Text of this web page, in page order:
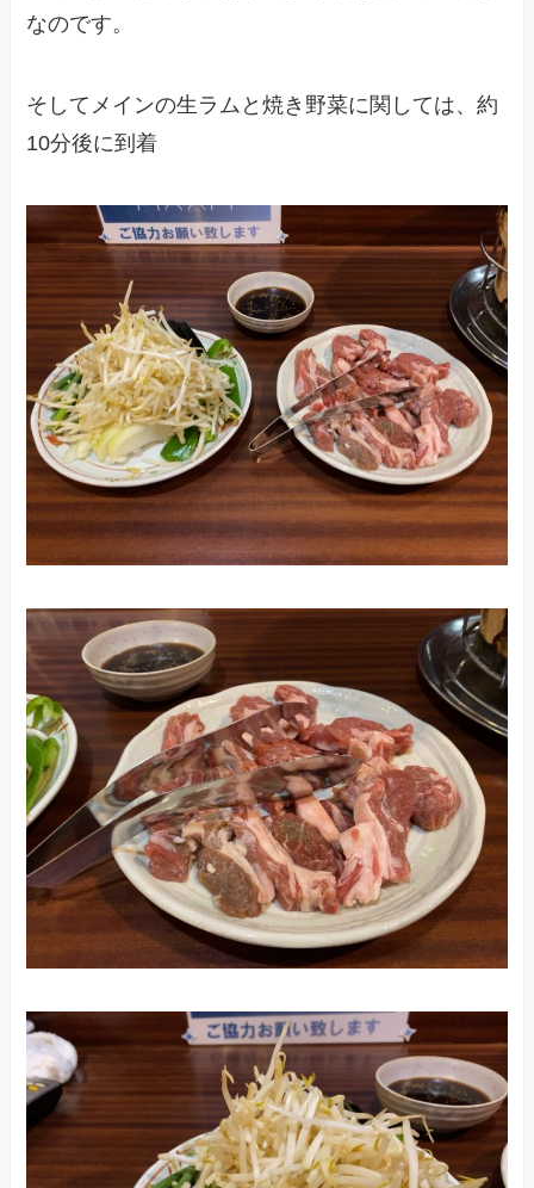
なのです。
そしてメインの生ラムと焼き野菜に関しては、約
10分後に到着